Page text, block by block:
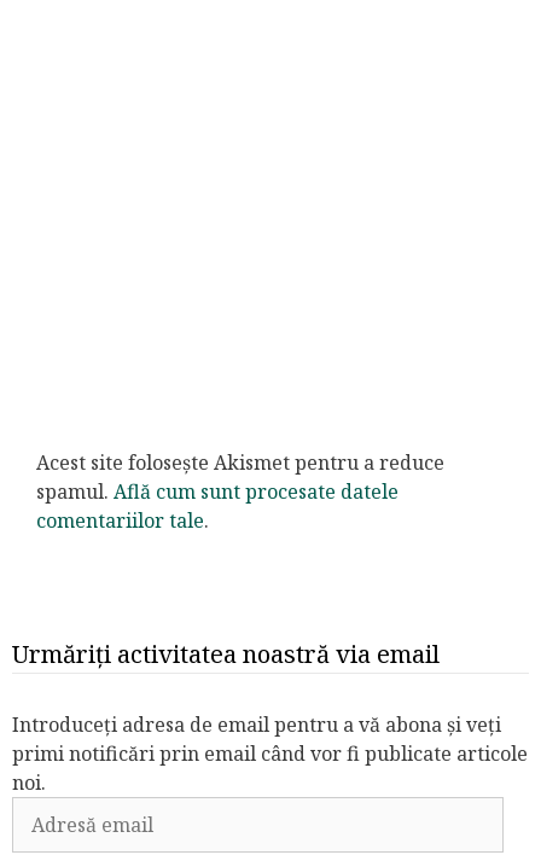
Acest site folosește Akismet pentru a reduce
spamul. Află cum sunt procesate datele
comentariilor tale.
Urmăriți activitatea noastră via email
Introduceți adresa de email pentru a vă abona și veți
primi notificări prin email când vor fi publicate articole
noi.
Adresă
email